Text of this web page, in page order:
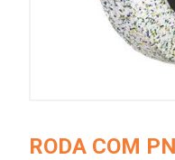
RODA COM